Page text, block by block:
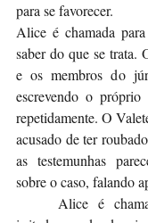
para se favorecer.
Alice é chamada
saber do que se
e os membros do
escrevendo o
repetidamente. O
acusado de ter
as testemunhas
sobre o caso, falando